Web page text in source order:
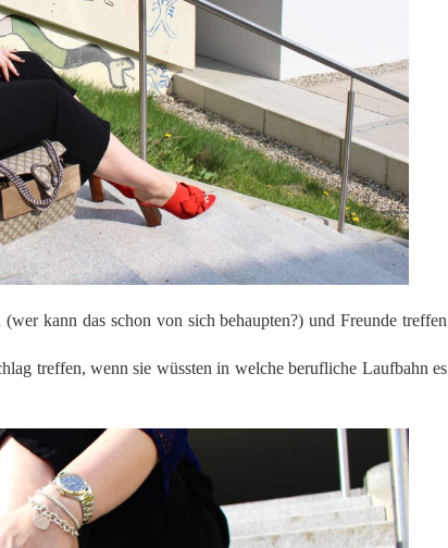
kann das schon von sich behaupten?) und Freunde treffen
treffen, wenn sie wüssten in welche berufliche Laufbahn es